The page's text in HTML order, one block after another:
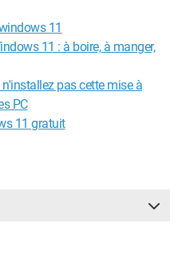
11
11 : à boire, à manger,
pas cette mise à
PC
11 gratuit